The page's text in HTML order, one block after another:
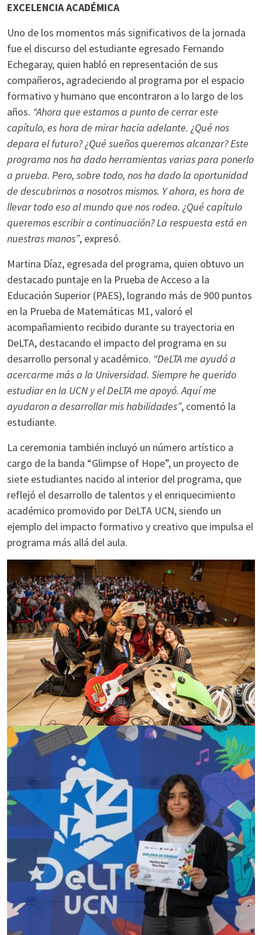
EXCELENCIA ACADÉMICA
Uno de los momentos más significativos de la jornada
fue el discurso del estudiante egresado Fernando
Echegaray, quien habló en representación de sus
compañeros, agradeciendo al programa por el espacio
formativo y humano que encontraron a lo largo de los
años. “Ahora que estamos a punto de cerrar este
capítulo, es hora de mirar hacia adelante. ¿Qué nos
depara el futuro? ¿Qué sueños queremos alcanzar? Este
programa nos ha dado herramientas varias para ponerlo
a prueba. Pero, sobre todo, nos ha dado la oportunidad
de descubrirnos a nosotros mismos. Y ahora, es hora de
llevar todo eso al mundo que nos rodea. ¿Qué capítulo
queremos escribir a continuación? La respuesta está en
nuestras manos”, expresó.
Martina Díaz, egresada del programa, quien obtuvo un
destacado puntaje en la Prueba de Acceso a la
Educación Superior (PAES), logrando más de 900 puntos
en la Prueba de Matemáticas M1, valoró el
acompañamiento recibido durante su trayectoria en
DeLTA, destacando el impacto del programa en su
desarrollo personal y académico. “DeLTA me ayudó a
acercarme más a la Universidad. Siempre he querido
estudiar en la UCN y el DeLTA me apoyó. Aquí me
ayudaron a desarrollar mis habilidades”, comentó la
estudiante.
La ceremonia también incluyó un número artístico a
cargo de la banda “Glimpse of Hope”, un proyecto de
siete estudiantes nacido al interior del programa, que
reflejó el desarrollo de talentos y el enriquecimiento
académico promovido por DeLTA UCN, siendo un
ejemplo del impacto formativo y creativo que impulsa el
programa más allá del aula.